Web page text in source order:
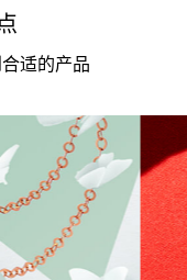
适的产品